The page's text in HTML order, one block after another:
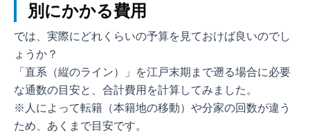
別にかかる費用
では、実際にどれくらいの予算を見ておけば良いのでし
ょうか？
「直系（縦のライン）」を江戸末期まで遡る場合に必要
な通数の目安と、合計費用を計算してみました。
※人によって転籍（本籍地の移動）や分家の回数が違う
ため、あくまで目安です。